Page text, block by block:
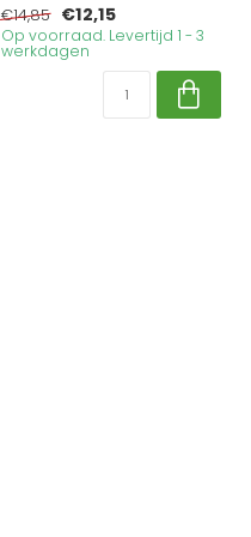
€14,85 €12,15
Op voorraad. Levertijd 1 - 3
werkdagen